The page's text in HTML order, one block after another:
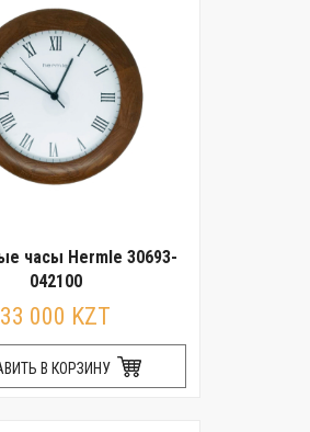
часы Hermle 30693-
042100
33 000 KZT
В КОРЗИНУ